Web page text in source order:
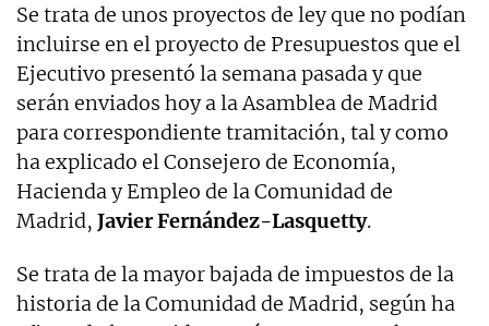
Se trata de unos proyectos de ley que no podían
incluirse en el proyecto de Presupuestos que el
Ejecutivo presentó la semana pasada y que
serán enviados hoy a la Asamblea de Madrid
para correspondiente tramitación, tal y como
ha explicado el Consejero de Economía,
Hacienda y Empleo de la Comunidad de
Madrid, Javier Fernández-Lasquetty.
Se trata de la mayor bajada de impuestos de la
historia de la Comunidad de Madrid, según ha